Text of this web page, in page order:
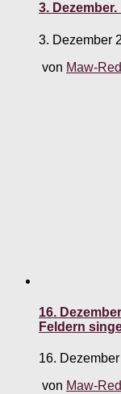
3.
3. Dezember
von Maw-
16.
Feldern
16.
von Maw-